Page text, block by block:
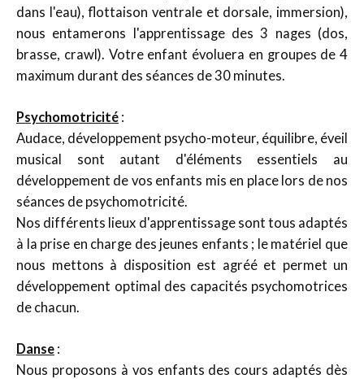
dans l'eau), flottaison ventrale et dorsale, immersion),
nous entamerons l'apprentissage des 3 nages (dos,
brasse, crawl). Votre enfant évoluera en groupes de 4
maximum durant des séances de 30 minutes.
Psychomotricité :
Audace, développement psycho-moteur, équilibre, éveil
musical sont autant d'éléments essentiels au
développement de vos enfants mis en place lors de nos
séances de psychomotricité.
Nos différents lieux d'apprentissage sont tous adaptés
à la prise en charge des jeunes enfants ; le matériel que
nous mettons à disposition est agréé et permet un
développement optimal des capacités psychomotrices
de chacun.
Danse :
Nous proposons à vos enfants des cours adaptés dès